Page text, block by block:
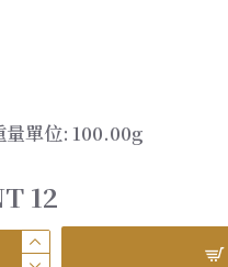
12
量單位: 100.00g